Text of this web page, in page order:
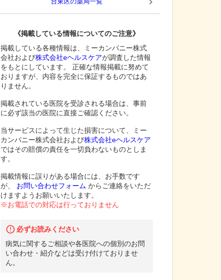
《掲載している情報についてのご注意》
掲載している各種情報は、ミーカンパニー株式
会社および株式会社eヘルスケアが調査した情報
をもとにしています。 正確な情報掲載に努めて
おりますが、内容を完全に保証するものではあ
りません。
掲載されている医院を受診される場合は、事前
に必ず該当の医院に直接ご確認ください。
当サービスによって生じた損害について、ミー
カンパニー株式会社および株式会社eヘルスケア
ではその賠償の責任を一切負わないものとしま
す。
掲載情報に誤りがある場合には、お手数です
が、
お問い合わせフォーム からご連絡をいただ
けますようお願いいたします。
※お電話での対応は行っておりません
必ずお読みください
病気に関するご相談や各医院への個別のお問
い合わせ・紹介などは受け付けておりませ
ん。